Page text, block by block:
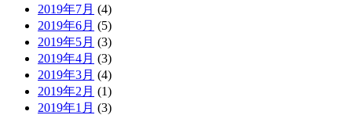
2019年7月 (4)
2019年6月 (5)
2019年5月 (3)
2019年4月 (3)
2019年3月 (4)
2019年2月 (1)
2019年1月 (3)